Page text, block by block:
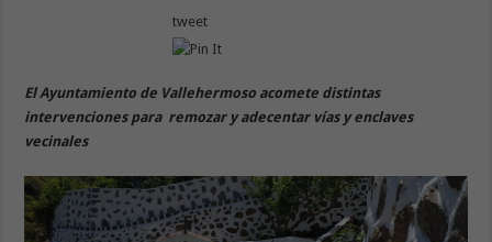
tweet
El Ayuntamiento de Vallehermoso acomete distintas
intervenciones para remozar y adecentar vías y enclaves
vecinales